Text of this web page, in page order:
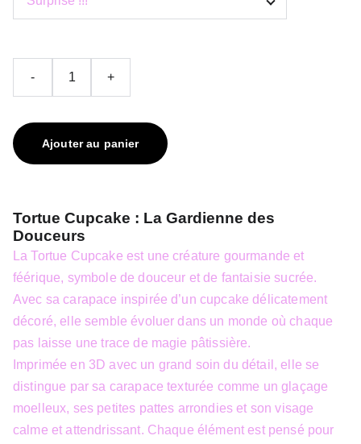
- +
Ajouter au panier
Tortue Cupcake : La Gardienne des
Douceurs
La Tortue Cupcake est une créature gourmande et
féérique, symbole de douceur et de fantaisie sucrée.
Avec sa carapace inspirée d’un cupcake délicatement
décoré, elle semble évoluer dans un monde où chaque
pas laisse une trace de magie pâtissière.
Imprimée en 3D avec un grand soin du détail, elle se
distingue par sa carapace texturée comme un glaçage
moelleux, ses petites pattes arrondies et son visage
calme et attendrissant. Chaque élément est pensé pour